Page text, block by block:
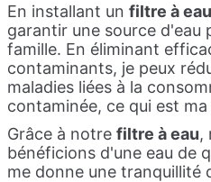
En installant un filtre à eau
garantir une source d'eau
famille. En éliminant
contaminants, je peux
maladies liées à la
contaminée, ce qui est
Grâce à notre filtre à eau,
bénéficions d'une eau de
me donne une tranquillité